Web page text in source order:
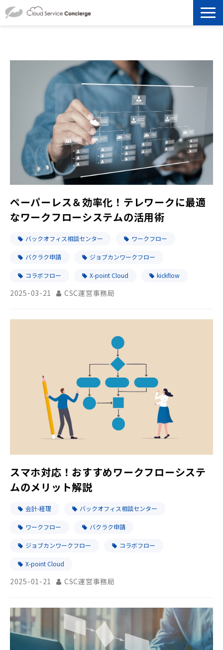
資料ダウンロード
お役立ち記事
セミナー
よくあるご質問
ペーパーレス＆効率化！テレワークに最適
なワークフローシステムの活用術
バックオフィス相談センター ワークフロー
バクラク申請 ジョブカンワークフロー
コラボフロー X-point Cloud kickflow
2025-03-21 CSC運営事務局
スマホ対応！おすすめワークフローシステ
ムのメリット解説
会計-経理 バックオフィス相談センター
ワークフロー バクラク申請
ジョブカンワークフロー コラボフロー
X-point Cloud
2025-01-21 CSC運営事務局